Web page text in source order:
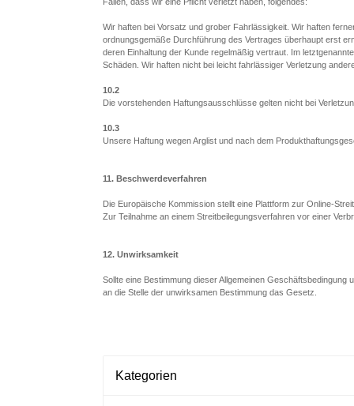
Wir haften bei Vorsatz und grober Fahrlässigkeit. Wir haften
ordnungsgemäße Durchführung des Vertrages überhaupt erst
deren Einhaltung der Kunde regelmäßig vertraut. Im
Schäden. Wir haften nicht bei leicht fahrlässiger Verletzung
10.2
Die vorstehenden Haftungsausschlüsse gelten nicht bei
10.3
Unsere Haftung wegen Arglist und nach dem
11. Beschwerdeverfahren
Die Europäische Kommission stellt eine Plattform zur Online-
Zur Teilnahme an einem Streitbeilegungsverfahren vor einer
12. Unwirksamkeit
Sollte eine Bestimmung dieser Allgemeinen
an die Stelle der unwirksamen Bestimmung das Gesetz.
Kategorien